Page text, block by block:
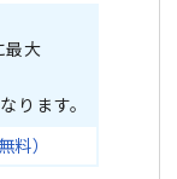
最大
ります。
料）